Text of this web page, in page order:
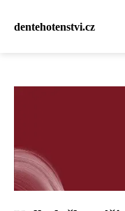
dentehotenstvi.cz